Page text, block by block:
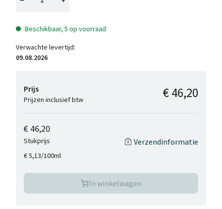
Beschikbaar, 5 op voorraad
Verwachte levertijd:
09.08.2026
Prijs
Prijzen inclusief btw € 46,20
€ 46,20
Stukprijs
€ 5,13/100ml
Verzendinformatie
In winkelwagen